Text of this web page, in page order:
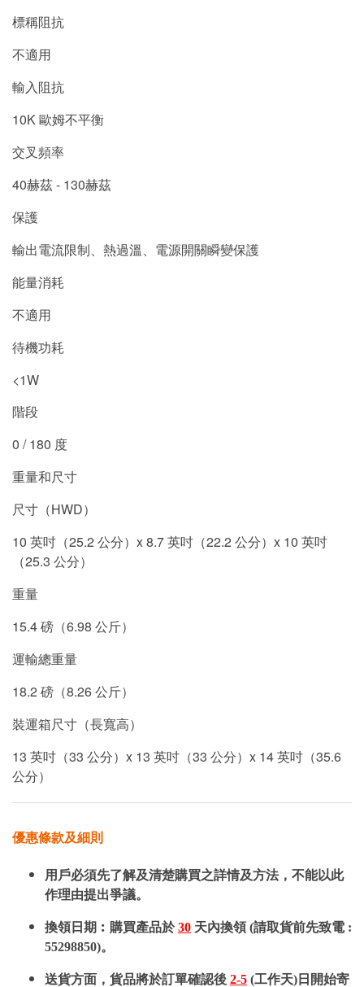
標稱阻抗
不適用
輸入阻抗
10K 歐姆不平衡
交叉頻率
40赫茲 - 130赫茲
保護
輸出電流限制、熱過溫、電源開關瞬變保護
能量消耗
不適用
待機功耗
<1W
階段
0 / 180 度
重量和尺寸
尺寸（HWD）
10 英吋（25.2 公分）x 8.7 英吋（22.2 公分）x 10 英吋
（25.3 公分）
重量
15.4 磅（6.98 公斤）
運輸總重量
18.2 磅（8.26 公斤）
裝運箱尺寸（長寬高）
13 英吋（33 公分）x 13 英吋（33 公分）x 14 英吋（35.6
公分）
優惠條款及細則
用戶必須先了解及清楚購買之詳情及方法，不能以此
作理由提出爭議。
換領日期︰購買產品於30 天內換領 (請取貨前先致電 :
55298850)。
送貨方面，貨品將於訂單確認後 2-5 (工作天)日開始寄